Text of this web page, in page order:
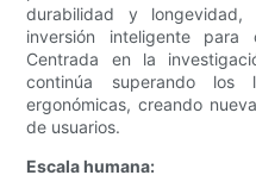
durabilidad y
inversión inteligente para
Centrada en la
continúa superando
ergonómicas, creando
de usuarios.
Escala humana: